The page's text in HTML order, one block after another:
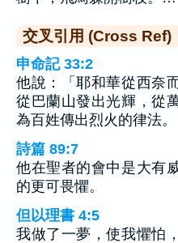
交叉引用 (Cross Ref)
申命記 33:2
他說：「耶和華從西奈
從巴蘭山發出光輝，從
為百姓傳出烈火的律法。
詩篇 89:7
他在聖者的會中是大有
的更可畏懼。
但以理書 4:5
我做了一夢，使我懼怕